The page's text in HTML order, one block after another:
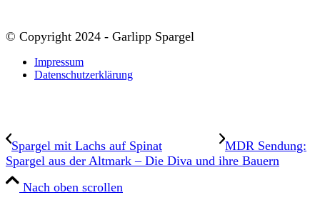
© Copyright 2024 - Garlipp Spargel
Impressum
Datenschutzerklärung
Spargel mit Lachs auf Spinat
MDR Sendung:
Spargel aus der Altmark – Die Diva und ihre Bauern
Nach oben scrollen